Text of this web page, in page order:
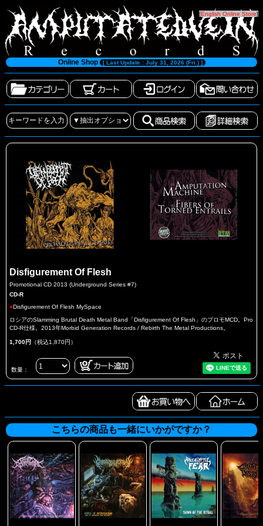
[English Online Store]
Online Shop [ Last Update : July 31, 2026 (Fri.) ]
Disfigurement Of Flesh
Promotional CD 2013 (Underground Series #7)
CD-R
●Disfigurement Of Flesh MySpace
ロシアのSlamming Brutal Death Metal Band「Disfigurement Of Flesh」のプロモMCD。Pro
CD-R仕様。2013年Morbid Generation Records / Rebirth The Metal Productions。
1,700円 （税込1,870円）
数量：
こちらの商品も一緒にいかがですか？